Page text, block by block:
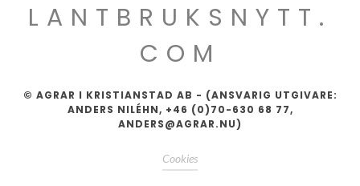
LANTBRUKSNYTT.
COM
© AGRAR I KRISTIANSTAD AB - (ANSVARIG UTGIVARE:
ANDERS NILÉHN, +46 (0)70-630 68 77,
ANDERS@AGRAR.NU)
Cookies